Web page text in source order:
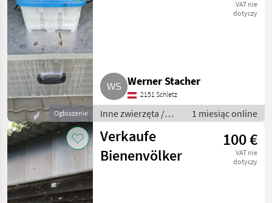
Ogłoszenie
VAT nie
dotyczy
Werner Stacher
2151 Schletz
Inne zwierzęta /
Pszczoły i
pszczelarstwo
1 miesiąc online
Verkaufe
Bienenvölker
100 €
VAT nie
dotyczy